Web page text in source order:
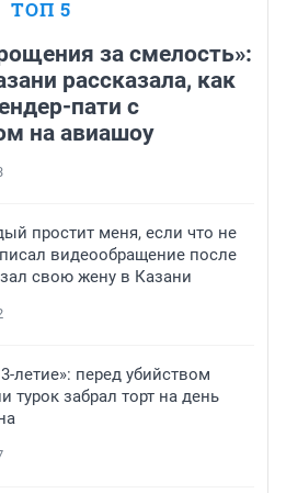
ТОП 5
за смелость»:
рассказала, как
пати с
на авиашоу
простит меня, если что не
видеообращение после
свою жену в Казани
летие»: перед убийством
турок забрал торт на день